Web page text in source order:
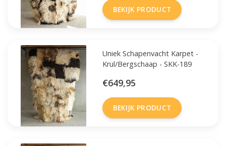
BEKIJK PRODUCT
Uniek Schapenvacht Karpet -
Krul/Bergschaap - SKK-189
€649,95
BEKIJK PRODUCT